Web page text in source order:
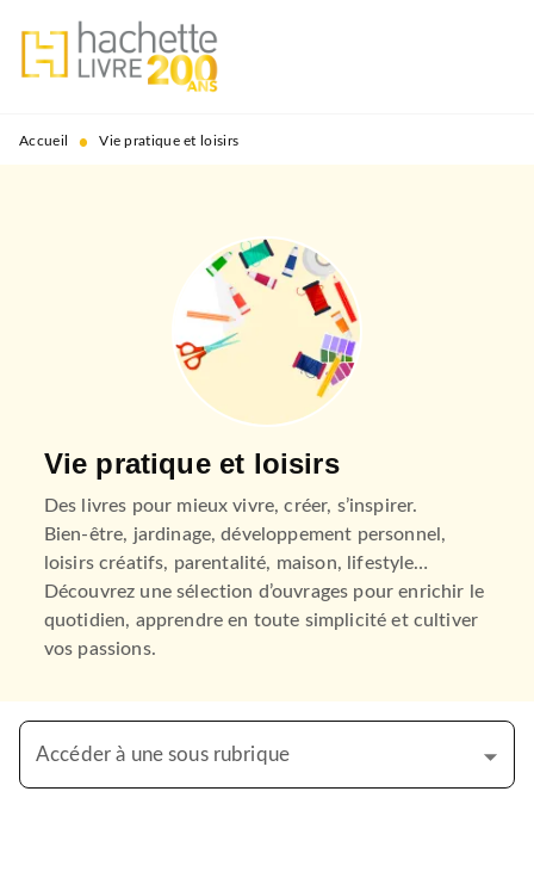
MENU RECHERCHE
PIED DE PAGE
Accueil • Vie pratique et loisirs
Vie pratique et loisirs
Des livres pour mieux vivre, créer, s’inspirer.
Bien-être, jardinage, développement personnel,
loisirs créatifs, parentalité, maison, lifestyle…
Découvrez une sélection d’ouvrages pour enrichir le
quotidien, apprendre en toute simplicité et cultiver
vos passions.
Accéder à une sous rubrique